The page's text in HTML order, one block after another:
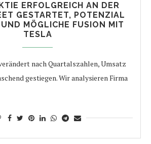
ERFOLGREICH AN DER
GESTARTET, POTENZIAL
MÖGLICHE FUSION MIT
TESLA
nach Quartalszahlen, Umsatz
gestiegen. Wir analysieren Firma